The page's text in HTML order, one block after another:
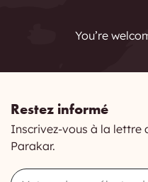
You’re
Restez informé
Inscrivez-vous à la lettre
Parakar.
Email